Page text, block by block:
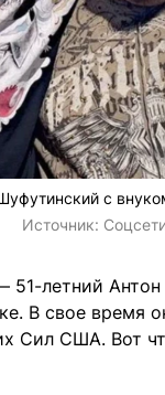
с
Источник:
51-летний
В свое время
Сил США. Вот